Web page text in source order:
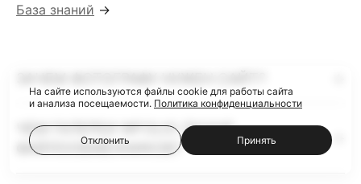
База знаний →
ЧЕМ ГАЛЕРЕИ WFOLIO ЛУЧШЕ
ФАЙЛООБМЕННИКОВ?
На сайте используются файлы cookie для работы сайта
и анализа посещаемости. Политика конфиденциальности
Отклонить Принять